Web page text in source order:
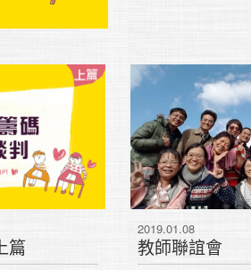
篇
2019.01.08
教師聯誼會